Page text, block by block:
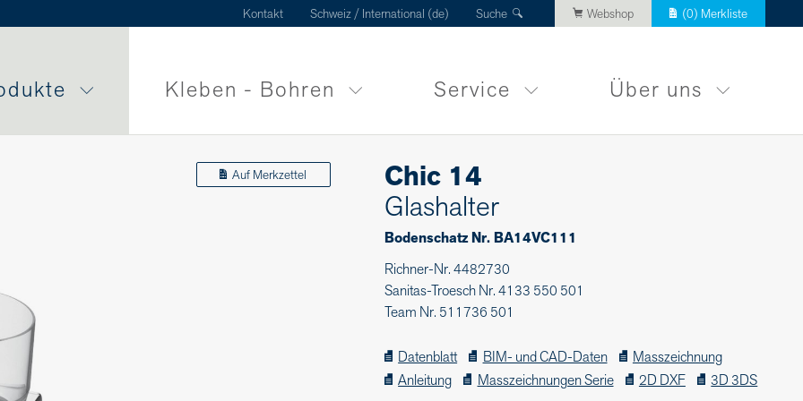
Kontakt Schweiz / International (de) Suche Webshop (0) Merkliste
Kleben - Bohren Service Über uns
Auf Merkzettel
Chic 14
Glashalter
Bodenschatz Nr. BA14VC111
Richner-Nr. 4482730
Sanitas-Troesch Nr. 4133 550 501
Team Nr. 511736 501
Datenblatt BIM- und CAD-Daten
Masszeichnung
Anleitung
Masszeichnungen Serie 2D DXF 3D 3DS